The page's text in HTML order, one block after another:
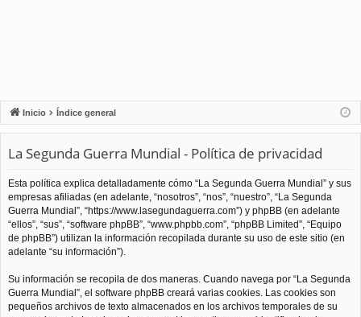
Inicio Índice general
La Segunda Guerra Mundial - Política de privacidad
Esta política explica detalladamente cómo “La Segunda Guerra Mundial” y sus
empresas afiliadas (en adelante, “nosotros”, “nos”, “nuestro”, “La Segunda
Guerra Mundial”, “https://www.lasegundaguerra.com”) y phpBB (en adelante
“ellos”, “sus”, “software phpBB”, “www.phpbb.com”, “phpBB Limited”, “Equipo
de phpBB”) utilizan la información recopilada durante su uso de este sitio (en
adelante “su información”).
Su información se recopila de dos maneras. Cuando navega por “La Segunda
Guerra Mundial”, el software phpBB creará varias cookies. Las cookies son
pequeños archivos de texto almacenados en los archivos temporales de su